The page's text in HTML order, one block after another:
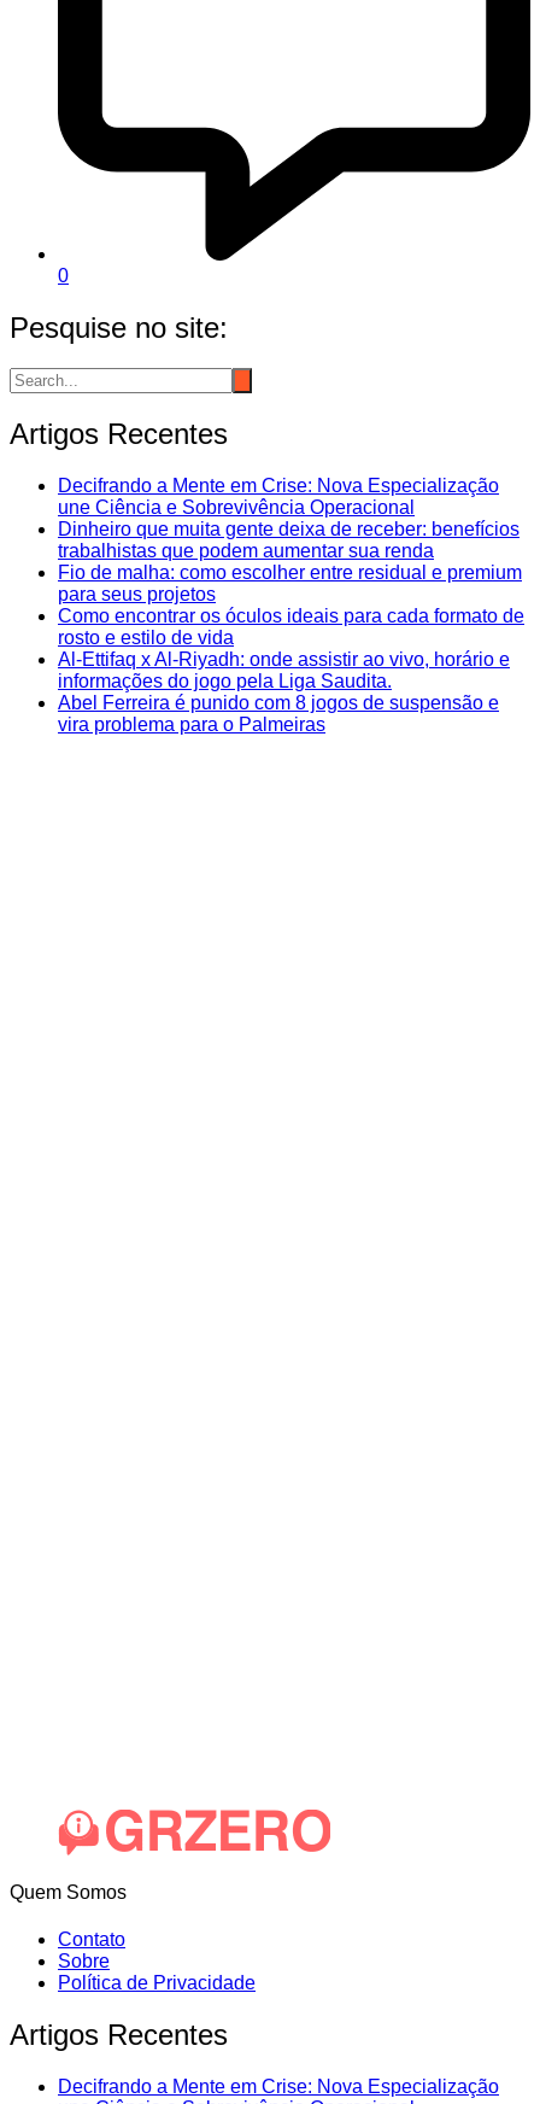
0
Pesquise no site:
Artigos Recentes
Decifrando a Mente em Crise: Nova Especialização
une Ciência e Sobrevivência Operacional
Dinheiro que muita gente deixa de receber: benefícios
trabalhistas que podem aumentar sua renda
Fio de malha: como escolher entre residual e premium
para seus projetos
Como encontrar os óculos ideais para cada formato de
rosto e estilo de vida
Al-Ettifaq x Al-Riyadh: onde assistir ao vivo, horário e
informações do jogo pela Liga Saudita.
Abel Ferreira é punido com 8 jogos de suspensão e
vira problema para o Palmeiras
Quem Somos
Contato
Sobre
Política de Privacidade
Artigos Recentes
Decifrando a Mente em Crise: Nova Especialização